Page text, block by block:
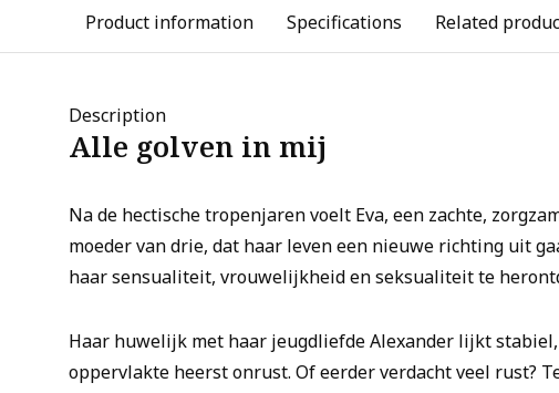
Product information Specifications Related
Description
Alle golven in mij
Na de hectische tropenjaren voelt Eva, een zachte,
moeder van drie, dat haar leven een nieuwe richting uit
haar sensualiteit, vrouwelijkheid en seksualiteit te
Haar huwelijk met haar jeugdliefde Alexander lijkt
oppervlakte heerst onrust. Of eerder verdacht veel rust?